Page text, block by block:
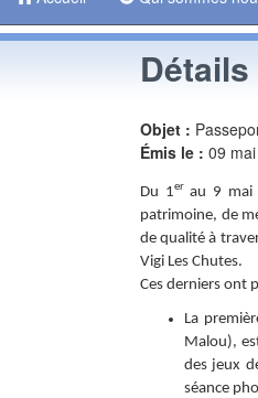
Objet :
Émis le : 09
Du 1er au 9 mai
patrimoine, de
de qualité à
Vigi Les Chutes.
Ces derniers ont
La
Malou),
des jeux
séance